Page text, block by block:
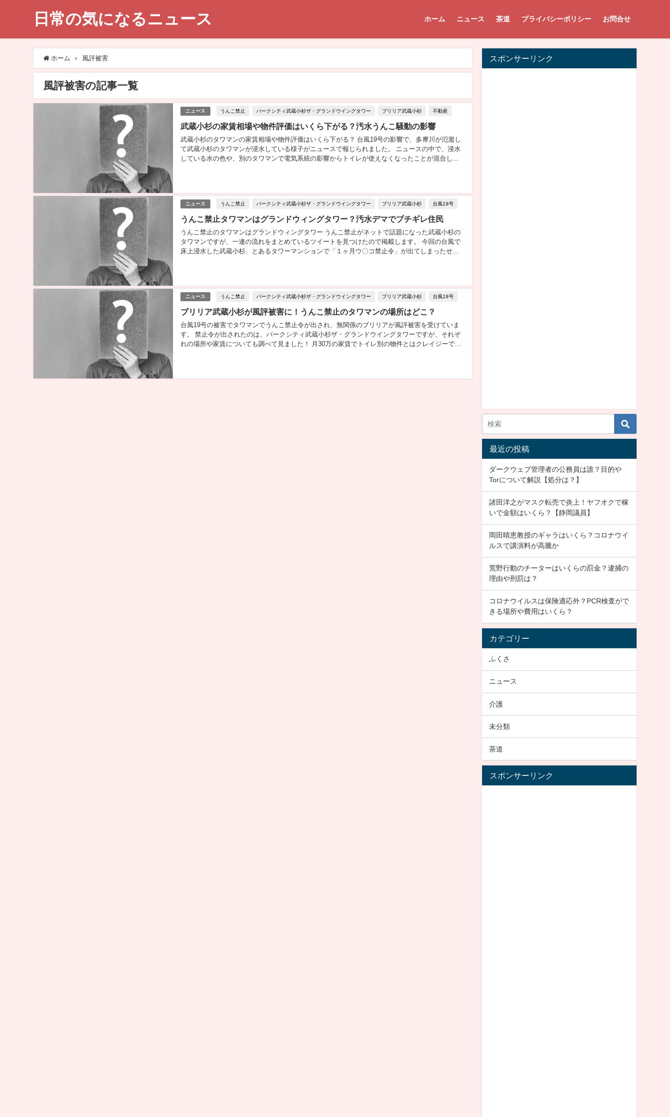
日常の気になるニュース ホーム ニュース 茶道 プライバシーポリシー お問合せ
ホーム 風評被害
風評被害の記事一覧
ニュース うんこ禁止 パークシティ武蔵小杉ザ・グランドウイングタワー ブリリア武蔵小杉 不動産
武蔵小杉の家賃相場や物件評価はいくら下がる？汚水うんこ騒動の影響
武蔵小杉のタワマンの家賃相場や物件評価はいくら下がる？ 台風19号の影響で、多摩川が氾濫し
て武蔵小杉のタワマンが浸水している様子がニュースで報じられました。 ニュースの中で、浸水
している水の色や、別のタワマンで電気系統の影響からトイレが使えなくなったことが混合して
ニュース うんこ禁止 パークシティ武蔵小杉ザ・グランドウイングタワー ブリリア武蔵小杉 台風19号
うんこ禁止タワマンはグランドウィングタワー？汚水デマでブチギレ住民
うんこ禁止のタワマンはグランドウィングタワー うんこ禁止がネットで話題になった武蔵小杉の
タワマンですが、一連の流れをまとめているツイートを見つけたので掲載します。 今回の台風で
床上浸水した武蔵小杉、とあるタワーマンションで「１ヶ月ウ〇コ禁止令」が出てしまったせい
ニュース うんこ禁止 パークシティ武蔵小杉ザ・グランドウイングタワー ブリリア武蔵小杉 台風19号
ブリリア武蔵小杉が風評被害に！うんこ禁止のタワマンの場所はどこ？
台風19号の被害でタワマンでうんこ禁止令が出され、無関係のブリリアが風評被害を受けていま
す。 禁止令が出されたのは、パークシティ武蔵小杉ザ・グランドウイングタワーですが、それぞ
れの場所や家賃についても調べて見ました！ 月30万の家賃でトイレ別の物件とはクレイジーです
スポンサーリンク
最近の投稿
ダークウェブ管理者の公務員は誰？目的や
Torについて解説【処分は？】
諸田洋之がマスク転売で炎上！ヤフオクで稼
いで金額はいくら？【静岡議員】
岡田晴恵教授のギャラはいくら？コロナウイ
ルスで講演料が高騰か
荒野行動のチーターはいくらの罰金？逮捕の
理由や刑罰は？
コロナウイルスは保険適応外？PCR検査がで
きる場所や費用はいくら？
カテゴリー
ふくさ
ニュース
介護
未分類
茶道
スポンサーリンク